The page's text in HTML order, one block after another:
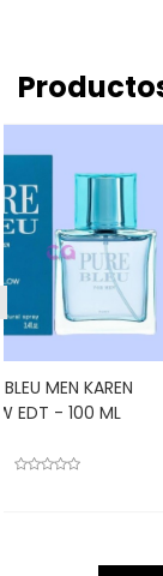
MONTBLANC
100 ML